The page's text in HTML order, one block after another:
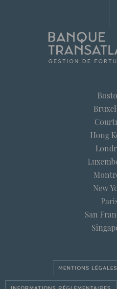
Hong
New
San
MENTIONS LÉGALES